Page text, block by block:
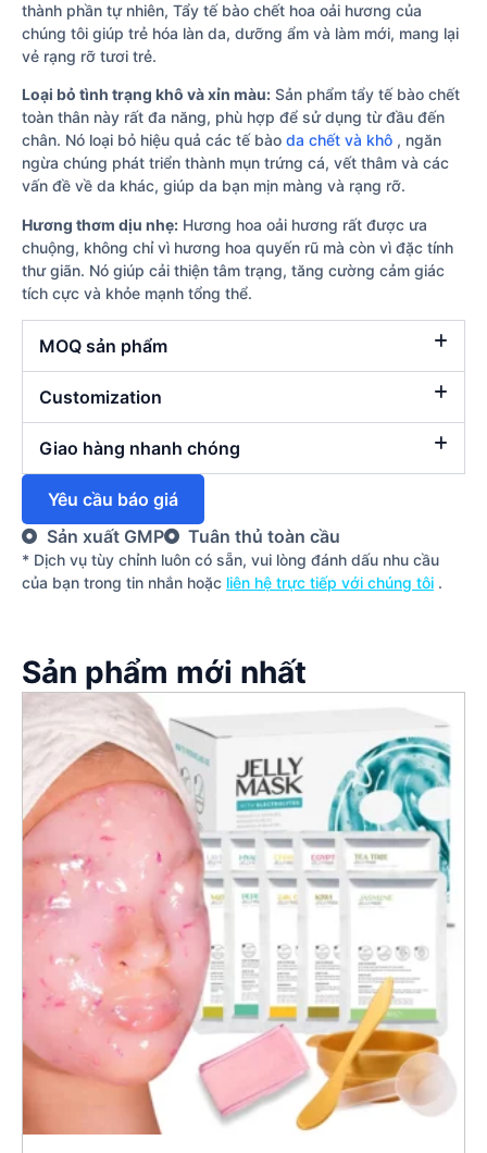
thành phần tự nhiên, Tẩy tế bào chết hoa oải hương của
chúng tôi giúp trẻ hóa làn da, dưỡng ẩm và làm mới, mang lại
vẻ rạng rỡ tươi trẻ.
Loại bỏ tình trạng khô và xỉn màu: Sản phẩm tẩy tế bào chết
toàn thân này rất đa năng, phù hợp để sử dụng từ đầu đến
chân. Nó loại bỏ hiệu quả các tế bào da chết và khô , ngăn
ngừa chúng phát triển thành mụn trứng cá, vết thâm và các
vấn đề về da khác, giúp da bạn mịn màng và rạng rỡ.
Hương thơm dịu nhẹ: Hương hoa oải hương rất được ưa
chuộng, không chỉ vì hương hoa quyến rũ mà còn vì đặc tính
thư giãn. Nó giúp cải thiện tâm trạng, tăng cường cảm giác
tích cực và khỏe mạnh tổng thể.
MOQ sản phẩm
Customization
Giao hàng nhanh chóng
Yêu cầu báo giá
Sản xuất GMP
Tuân thủ toàn cầu
* Dịch vụ tùy chỉnh luôn có sẵn, vui lòng đánh dấu nhu cầu
của bạn trong tin nhắn hoặc liên hệ trực tiếp với chúng tôi .
Sản phẩm mới nhất